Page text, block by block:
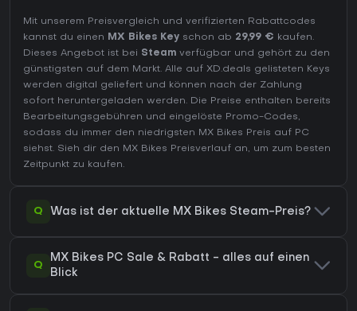
Mit unserem Preisvergleich und verifizierten Rabattcodes
kannst du einen
MX Bikes Key schon ab 29,99 € kaufen.
Dieses Angebot ist bei Steam verfügbar und gehört zu den
günstigsten auf dem Markt. Alle auf XD.deals gelisteten Keys
werden digital geliefert und können nach der Zahlung
sofort heruntergeladen werden. Die Preise enthalten bereits
Bearbeitungsgebühren und eingelöste Promo-Codes,
sodass du immer den niedrigsten MX Bikes Preis auf PC
siehst. Sieh dir den MX Bikes Preisverlauf an, um zum besten
Zeitpunkt zu kaufen.
Q Was ist der aktuelle MX Bikes Steam-Preis?
Q
MX Bikes PC Sale & Rabatt - alles auf einen
Blick